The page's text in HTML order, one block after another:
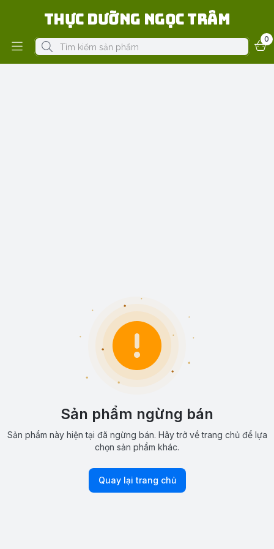
Thực Dưỡng Ngọc Trâm
0
Sản phẩm ngừng bán
Sản phẩm này hiện tại đã ngừng bán. Hãy trở về trang chủ để lựa
chọn sản phẩm khác.
Quay lại trang chủ